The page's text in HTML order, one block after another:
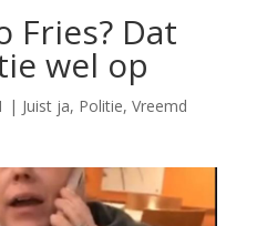
Fries? Dat
wel op
| Juist ja, Politie, Vreemd